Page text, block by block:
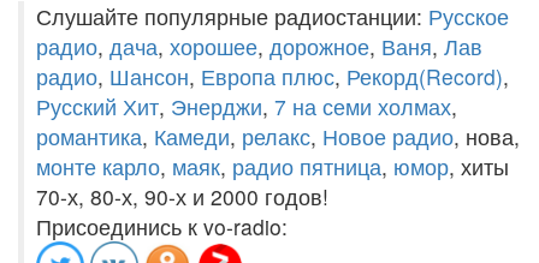
Слушайте популярные радиостанции: Русское
радио, дача, хорошее, дорожное, Ваня, Лав
радио, Шансон, Европа плюс, Рекорд(Record),
Русский Хит, Энерджи, 7 на семи холмах,
романтика, Камеди, релакс, Новое радио, нова,
монте карло, маяк, радио пятница, юмор, хиты
70-х, 80-х, 90-х и 2000 годов!
Присоединись к vo-radio: